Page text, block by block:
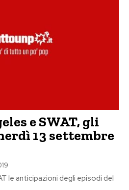
e SWAT, gli
13 settembre
le anticipazioni degli episodi del